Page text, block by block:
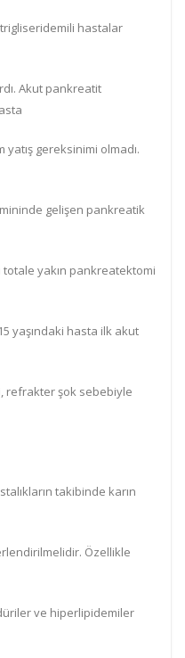
hastalar
Akut pankreatit
yatış gereksinimi olmadı.
gelişen pankreatik
totale yakın pankreatektomi
yaşındaki hasta ilk akut
refrakter şok sebebiyle
takibinde karın
Özellikle
ve hiperlipidemiler